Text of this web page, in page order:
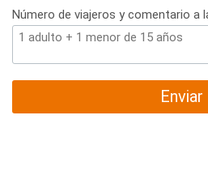
Número de viajeros y comentario a
Enviar